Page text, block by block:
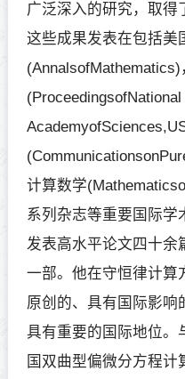
广泛深入的研究，取得
这些成果发表在包括美
(ProceedingsofNational
计算数学
系列杂志等重要国际学
发表高水平论文四十余
一部。他在守恒律计算
原创的、具有国际影响
具有重要的国际地位。
国双曲型偏微分方程